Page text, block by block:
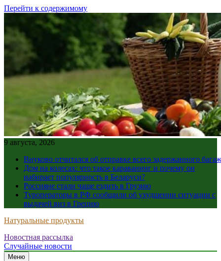
Перейти к содержимому
9 августа, 2026
Внуково отчитался об отправке всего задержанного
Дом на колесах: что такое караванинг и почему он
набирает популярность в Беларуси?
Россияне стали чаще ездить в Грузию
Туроператоры в РФ сообщили об ухудшении ситуации с
выдачей виз в Грецию
Натуральные продукты
Новостная рассылка
Случайные новости
Меню